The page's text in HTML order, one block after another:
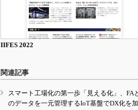
IIFES 2022
関連記事
スマート工場化の第一歩「見える化」、FA
のデータを一元管理するIoT基盤でDX化を